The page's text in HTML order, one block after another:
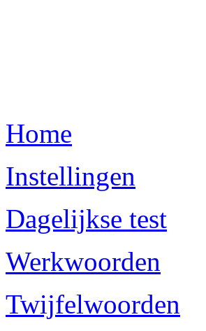
Home
Instellingen
Dagelijkse test
Werkwoorden
Twijfelwoorden